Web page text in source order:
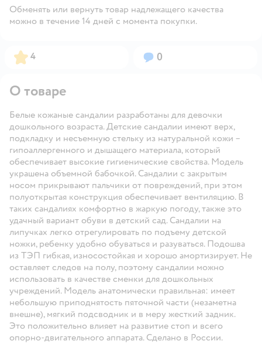
Обменять или вернуть товар надлежащего качества
можно в течение 14 дней с момента покупки.
Рейтинг:
4 Вопросов:
0
О товаре
Белые кожаные сандалии разработаны для девочки
дошкольного возраста. Детские сандалии имеют верх,
подкладку и несъемную стельку из натуральной кожи –
гипоаллергенного и дышащего материала, который
обеспечивает высокие гигиенические свойства. Модель
украшена объемной бабочкой. Сандалии с закрытым
носом прикрывают пальчики от повреждений, при этом
полуоткрытая конструкция обеспечивает вентиляцию. В
таких сандалиях комфортно в жаркую погоду, также это
удачный вариант обуви в детский сад. Сандалии на
липучках легко отрегулировать по подъему детской
ножки, ребенку удобно обуваться и разуваться. Подошва
из ТЭП гибкая, износостойкая и хорошо амортизирует. Не
оставляет следов на полу, поэтому сандалии можно
использовать в качестве сменки для дошкольных
учреждений. Модель анатомически правильная: имеет
небольшую приподнятость пяточной части (незаметна
внешне), мягкий подсводник и в меру жесткий задник.
Это положительно влияет на развитие стоп и всего
опорно-двигательного аппарата. Сделано в России.